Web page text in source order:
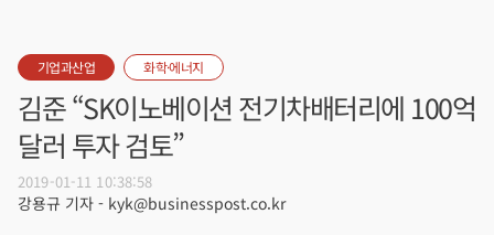
기업과산업 화학·에너지
김준 “SK이노베이션 전기차배터리에 100억
달러 투자 검토”
2019-01-11 10:38:58
강용규 기자 - kyk@businesspost.co.kr